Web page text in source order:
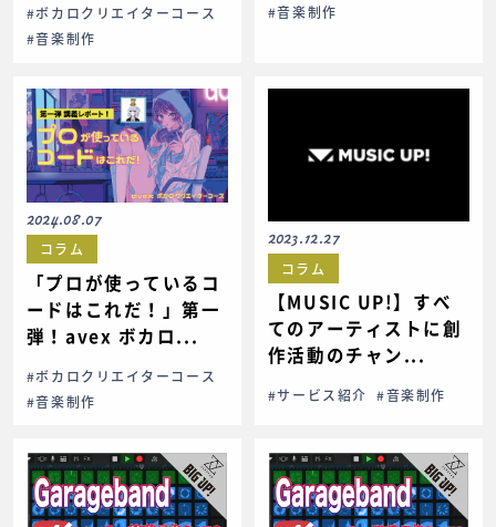
#ボカロクリエイターコース
#音楽制作
#音楽制作
2024.08.07
コラム
「プロが使っているコ
ードはこれだ！」第一
弾！avex ボカロ...
#ボカロクリエイターコース
#音楽制作
2023.12.27
コラム
【MUSIC UP!】すべ
てのアーティストに創
作活動のチャン...
#サービス紹介 #音楽制作